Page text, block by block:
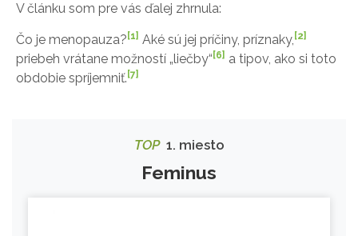
V článku som pre vás ďalej zhrnula:
Čo je menopauza? [1] Aké sú jej príčiny, príznaky, [2]
priebeh vrátane možností „liečby“ [6] a tipov, ako si toto
obdobie spríjemniť. [7]
TOP1. miesto
Feminus